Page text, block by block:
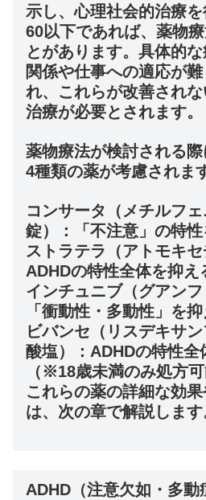
示し、心理社会的治療
60以下であれば、薬物
とがあります。具体的
関係や仕事への適応が
れ、これらが改善され
治療が必要とされます。
薬物療法が検討される
4種類の薬が考慮されま
コンサータ（メチルフ
錠）：「不注意」の特
ストラテラ（アトモキセ
ADHDの特性全体を抑え
インチュニブ（グアンフ
「衝動性・多動性」を
ビバンセ（リスデキサ
酸塩）：ADHDの特性全
（※18歳未満のみ処方可
これらの薬の詳細な効
は、次の章で解説します
ADHD（注意欠如・多動